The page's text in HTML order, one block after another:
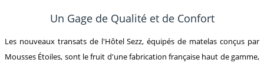
Un Gage de Qualité et de Confort
Les nouveaux transats de l'Hôtel Sezz, équipés de matelas conçus par
Mousses Étoiles, sont le fruit d'une fabrication française haut de gamme,